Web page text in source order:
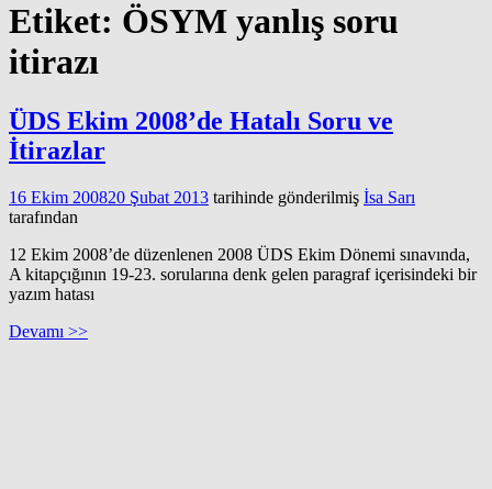
Etiket: ÖSYM yanlış soru
itirazı
ÜDS Ekim 2008’de Hatalı Soru ve
İtirazlar
16 Ekim 200820 Şubat 2013 tarihinde gönderilmiş İsa Sarı
tarafından
12 Ekim 2008’de düzenlenen 2008 ÜDS Ekim Dönemi sınavında,
A kitapçığının 19-23. sorularına denk gelen paragraf içerisindeki bir
yazım hatası
Devamı >>